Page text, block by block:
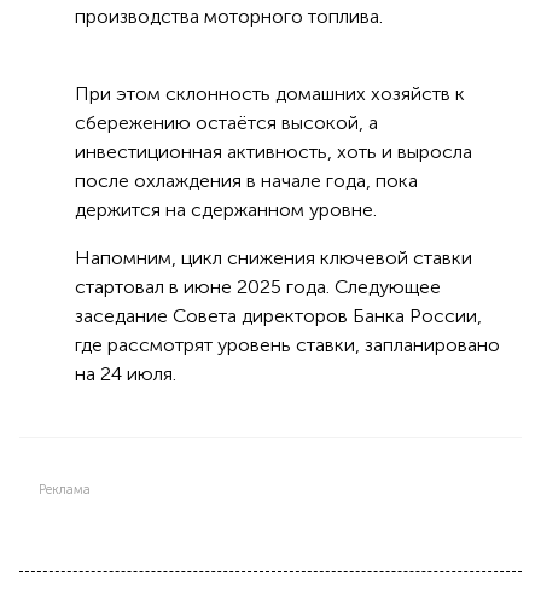
производства моторного топлива.
При этом склонность домашних хозяйств к
сбережению остаётся высокой, а
инвестиционная активность, хоть и выросла
после охлаждения в начале года, пока
держится на сдержанном уровне.
Напомним, цикл снижения ключевой ставки
стартовал в июне 2025 года. Следующее
заседание Совета директоров Банка России,
где рассмотрят уровень ставки, запланировано
на 24 июля.
Реклама